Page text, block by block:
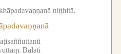
niṭṭhitā.
Bālāti